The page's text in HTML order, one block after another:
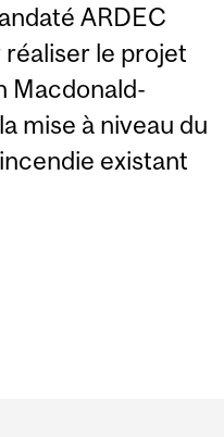
ARDEC
le projet
Macdonald-
mise à niveau du
existant